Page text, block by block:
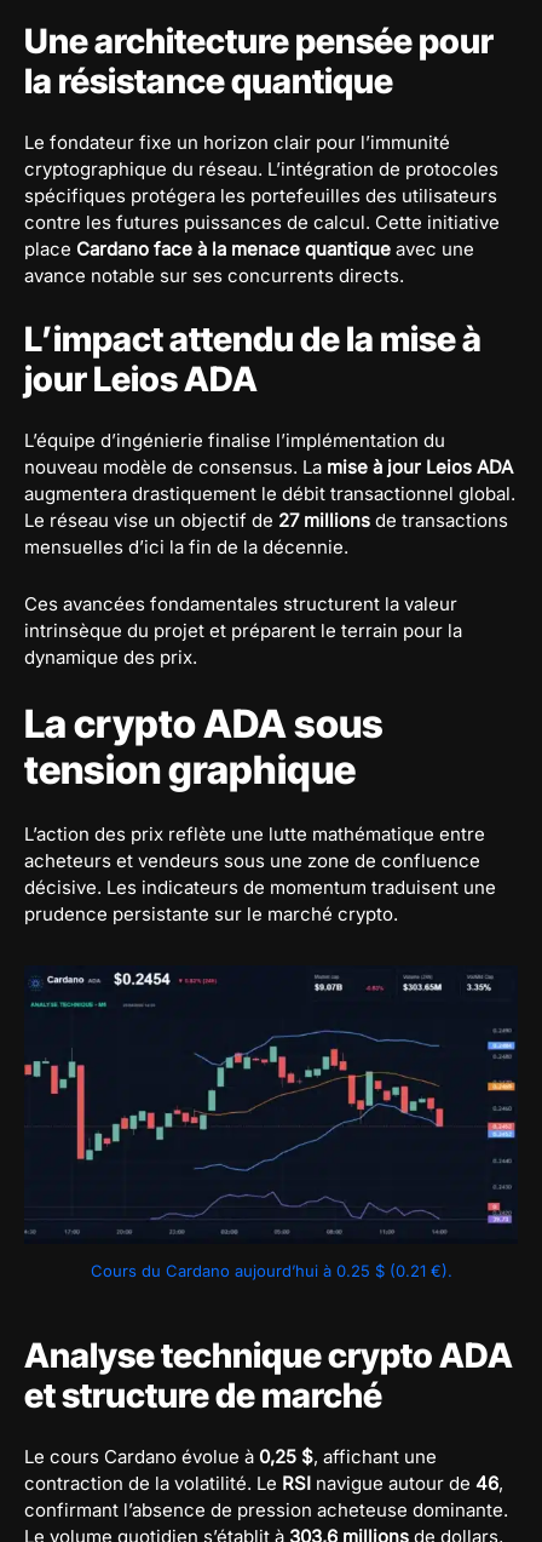
Une architecture pensée pour
la résistance quantique
Le fondateur fixe un horizon clair pour l’immunité
cryptographique du réseau. L’intégration de protocoles
spécifiques protégera les portefeuilles des utilisateurs
contre les futures puissances de calcul. Cette initiative
place Cardano face à la menace quantique avec une
avance notable sur ses concurrents directs.
L’impact attendu de la mise à
jour Leios ADA
L’équipe d’ingénierie finalise l’implémentation du
nouveau modèle de consensus. La mise à jour Leios ADA
augmentera drastiquement le débit transactionnel global.
Le réseau vise un objectif de 27 millions de transactions
mensuelles d’ici la fin de la décennie.
Ces avancées fondamentales structurent la valeur
intrinsèque du projet et préparent le terrain pour la
dynamique des prix.
La crypto ADA sous
tension graphique
L’action des prix reflète une lutte mathématique entre
acheteurs et vendeurs sous une zone de confluence
décisive. Les indicateurs de momentum traduisent une
prudence persistante sur le marché crypto.
Cours du Cardano aujourd’hui à 0.25 $ (0.21 €).
Analyse technique crypto ADA
et structure de marché
Le cours Cardano évolue à 0,25 $, affichant une
contraction de la volatilité. Le RSI navigue autour de 46,
confirmant l’absence de pression acheteuse dominante.
Le volume quotidien s’établit à 303,6 millions de dollars,